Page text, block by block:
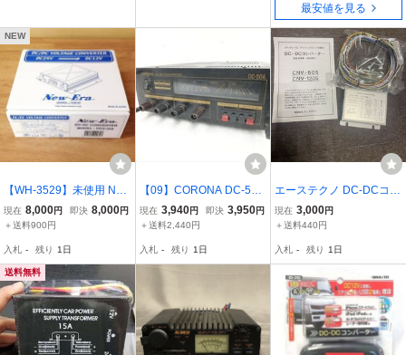
最安値を見る
NEW
【WH-3529】未使用 New
Era ニューエラ DCコンバ
ータ DDS-208 DC24V→
現在 8,000円 即決 8,000円
＋送料900円
入札 - 残り 1日
【09】CORONA DC-50A
DCコンバーター 中古 現
状品 260709R5716
現在 3,940円 即決 3,950円
＋送料2,440円
入札 - 残り 1日
エーステクノ DC-DCコン
バーター CNV-60S アイ
ドリングストップ車対応
現在 3,000円
＋送料440円
入札 - 残り 1日
送料無料